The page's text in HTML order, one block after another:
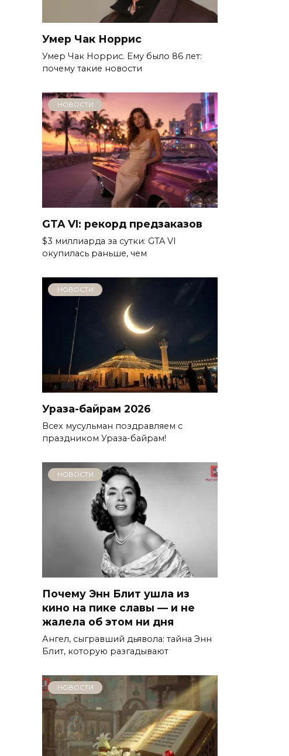
Умер Чак Норрис
Умер Чак Норрис. Ему было 86 лет:
почему такие новости
НОВОСТИ
GTA VI: рекорд предзаказов
$3 миллиарда за сутки: GTA VI
окупилась раньше, чем
НОВОСТИ
Ураза-байрам 2026
Всех мусульман поздравляем с
праздником Ураза-байрам!
НОВОСТИ
Почему Энн Блит ушла из
кино на пике славы — и не
жалела об этом ни дня
Ангел, сыгравший дьявола: тайна Энн
Блит, которую разгадывают
НОВОСТИ